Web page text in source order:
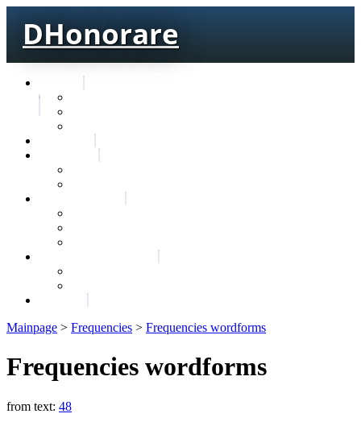
DHonorare
Mainpage > Frequencies > Frequencies wordforms
Frequencies wordforms
from text: 48